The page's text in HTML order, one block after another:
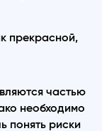
прекрасной,
частью
необходимо
понять риски